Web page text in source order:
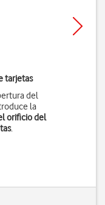
tarjetas
del
la
orificio del
.